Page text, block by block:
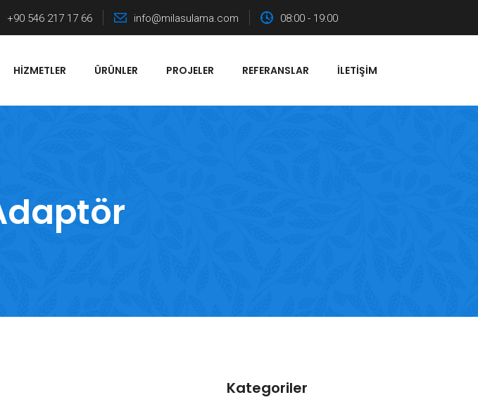
+90 546 217 17 66 info@milasulama.com 08:00 - 19:00
HIZMETLER ÜRÜNLER PROJELER REFERANSLAR İLETIŞIM
Kategoriler